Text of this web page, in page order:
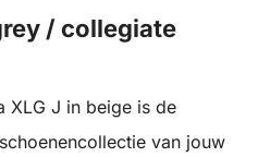
/ collegiate
XLG J in beige is de
van jouw